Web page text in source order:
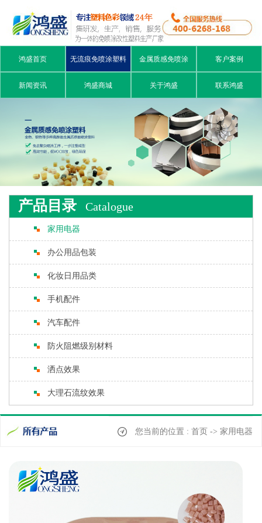
鸿盛首页 无流痕免喷涂塑料 金属质感免喷涂 客户案例
新闻资讯 鸿盛商城 关于鸿盛 联系鸿盛
产品目录 Catalogue
家用电器
办公用品包装
化妆日用品类
手机配件
汽车配件
防火阻燃级别材料
洒点效果
大理石流纹效果
您当前的位置 : 首页 -> 家用电器